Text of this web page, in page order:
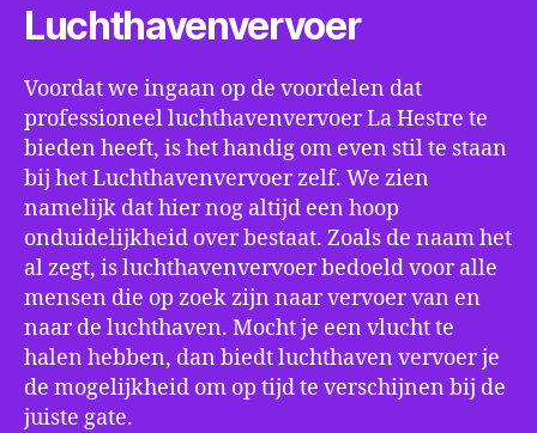
Luchthavenvervoer
Voordat we ingaan op de voordelen dat
professioneel luchthavenvervoer La Hestre te
bieden heeft, is het handig om even stil te staan
bij het Luchthavenvervoer zelf. We zien
namelijk dat hier nog altijd een hoop
onduidelijkheid over bestaat. Zoals de naam het
al zegt, is luchthavenvervoer bedoeld voor alle
mensen die op zoek zijn naar vervoer van en
naar de luchthaven. Mocht je een vlucht te
halen hebben, dan biedt luchthaven vervoer je
de mogelijkheid om op tijd te verschijnen bij de
juiste gate.